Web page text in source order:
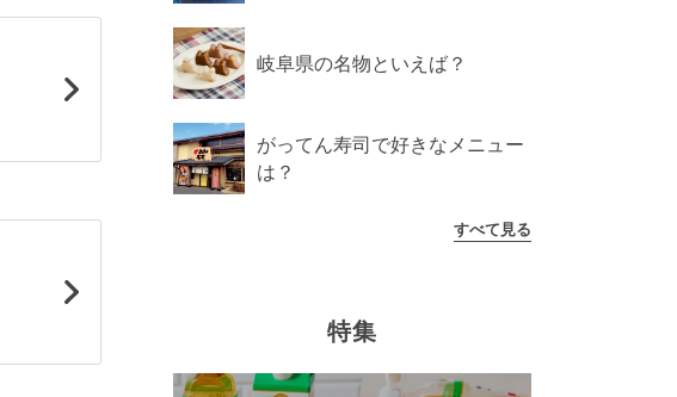
岐阜県の名物といえば？
がってん寿司で好きなメニュー
は？
すべて見る
特集